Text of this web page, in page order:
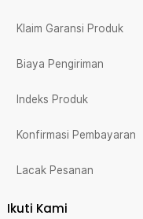
Klaim Garansi Produk
Biaya Pengiriman
Indeks Produk
Konfirmasi Pembayaran
Lacak Pesanan
Ikuti Kami